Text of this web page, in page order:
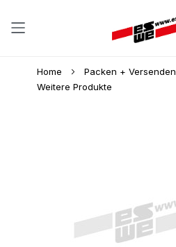
Home Packen + Versenden
Weitere Produkte